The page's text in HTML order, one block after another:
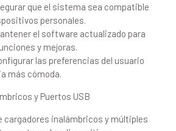
que el sistema sea compatible
personales.
el software actualizado para
y mejoras.
las preferencias del usuario
más cómoda.
y Puertos USB
cargadores inalámbricos y múltiples